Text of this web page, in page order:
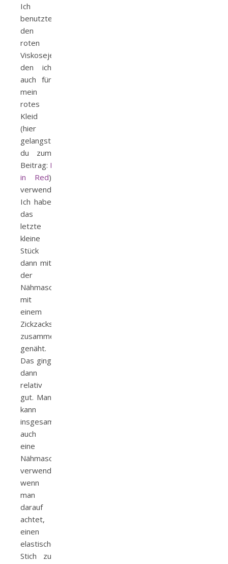
Ich
benutzte
den
roten
Viskosejersey,
den ich
auch für
mein
rotes
Kleid
(hier
gelangst
du zum
Beitrag: Lady
in Red)
verwendete.
Ich habe
das
letzte
kleine
Stück
dann mit
der
Nähmaschine
mit
einem
Zickzackstich
zusammen
genäht.
Das ging
dann
relativ
gut. Man
kann
insgesamt
auch
eine
Nähmaschine
verwenden,
wenn
man
darauf
achtet,
einen
elastischen
Stich zu